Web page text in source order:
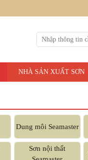
NHÀ SẢN XUẤT SƠN
Dung môi Seamaster
Sơn nội thất